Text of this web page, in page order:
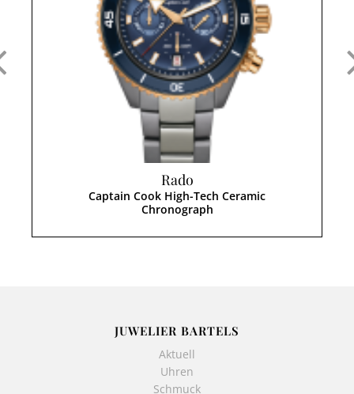
Rado
Captain Cook High-Tech Ceramic
Chronograph
JUWELIER BARTELS
Aktuell
Uhren
Schmuck